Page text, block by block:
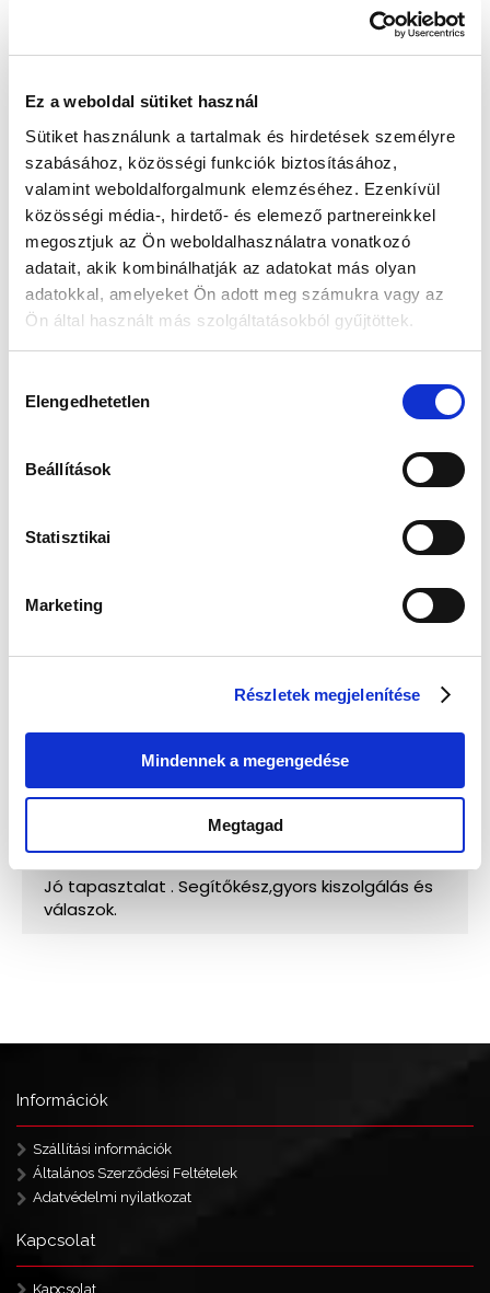
Ez a weboldal sütiket használ
Sütiket használunk a tartalmak és hirdetések személyre
szabásához, közösségi funkciók biztosításához,
valamint weboldalforgalmunk elemzéséhez. Ezenkívül
közösségi média-, hirdető- és elemező partnereinkkel
megosztjuk az Ön weboldalhasználatra vonatkozó
adatait, akik kombinálhatják az adatokat más olyan
adatokkal, amelyeket Ön adott meg számukra vagy az
Ön által használt más szolgáltatásokból gyűjtöttek.
kiválasztása
Elengedhetetlen
Beállítások
Statisztikai
Marketing
Részletek megjelenítése
Mindennek a megengedése
Megtagad
Augusztus 11. (Kedd)📦
Készleten:Nincs raktáron
92 990 Ft 73 990 Ft
Az elmúlt 30 nap legjobb ára: 73 990 Ft
Információk
Szállítási információk
Általános Szerződési Feltételek
Adatvédelmi nyilatkozat
Kapcsolat
Kapcsolat